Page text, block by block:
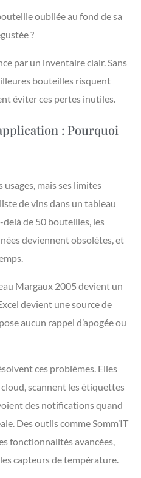
oubliée au fond de sa
?
par un inventaire clair. Sans
bouteilles risquent
éviter ces pertes inutiles.
: Pourquoi
mais ses limites
de vins dans un tableau
de 50 bouteilles, les
deviennent obsolètes, et
Margaux 2005 devient un
devient une source de
aucun rappel d’apogée ou
ces problèmes. Elles
scannent les étiquettes
des notifications quand
Des outils comme Somm’IT
fonctionnalités avancées,
capteurs de température.